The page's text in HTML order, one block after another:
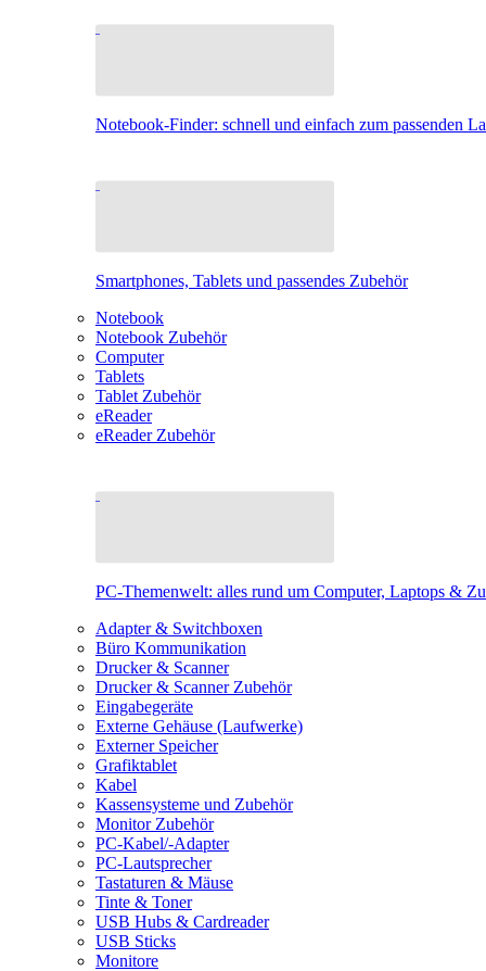
Notebook-Finder: schnell und einfach zum passenden
Smartphones, Tablets und passendes Zubehör
Notebook
Notebook Zubehör
Computer
Tablets
Tablet Zubehör
eReader
eReader Zubehör
PC-Themenwelt: alles rund um Computer, Laptops &
Adapter & Switchboxen
Büro Kommunikation
Drucker & Scanner
Drucker & Scanner Zubehör
Eingabegeräte
Externe Gehäuse (Laufwerke)
Externer Speicher
Grafiktablet
Kabel
Kassensysteme und Zubehör
Monitor Zubehör
PC-Kabel/-Adapter
PC-Lautsprecher
Tastaturen & Mäuse
Tinte & Toner
USB Hubs & Cardreader
USB Sticks
Monitore